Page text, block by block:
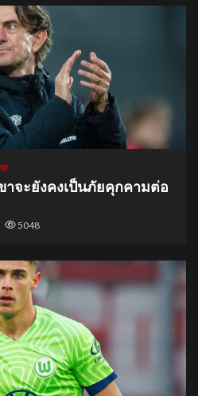
ศ
าจะยังคงเป็นภัยคุกคามต่อ
5048